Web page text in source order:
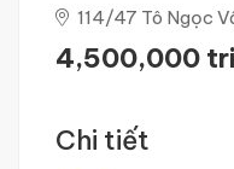
114/47 Tô Ngọc
4,500,000
Chi tiết